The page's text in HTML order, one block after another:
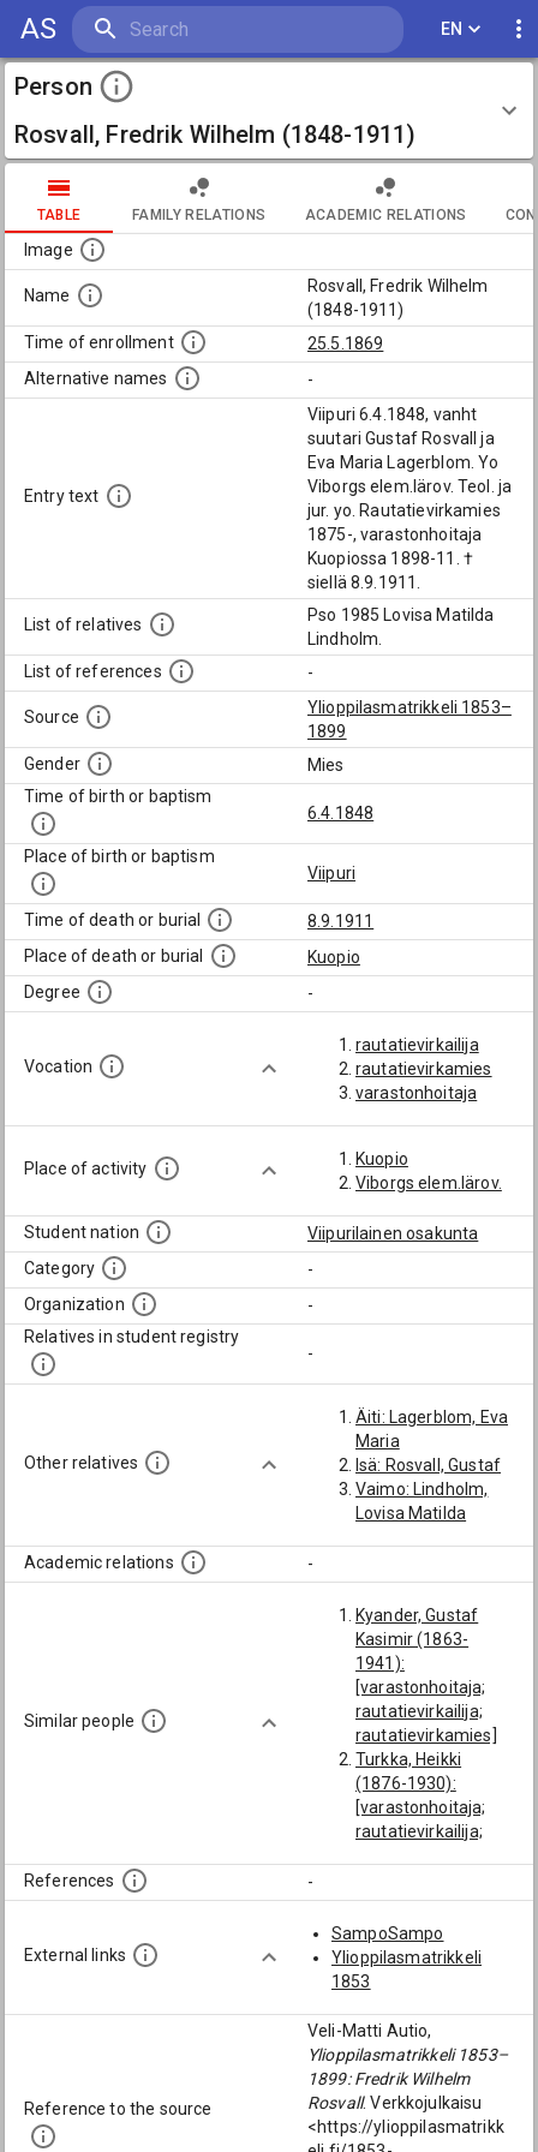
AS EN
Person
Rosvall, Fredrik Wilhelm (1848-1911)
TABLE FAMILY RELATIONS ACADEMIC RELATIONS
Image
Name
Rosvall, Fredrik Wilhelm
(1848-1911)
Time of enrollment
25.5.1869
Alternative names
-
Entry text
Viipuri 6.4.1848, vanht
suutari Gustaf Rosvall ja
Eva Maria Lagerblom. Yo
Viborgs elem.lärov. Teol. ja
jur. yo. Rautatievirkamies
1875-, varastonhoitaja
Kuopiossa 1898-11. †
siellä 8.9.1911.
List of relatives
Pso 1985 Lovisa Matilda
Lindholm.
List of references
-
Source
Ylioppilasmatrikkeli 1853–
1899
Gender
Mies
Time of birth or baptism
6.4.1848
Place of birth or baptism
Viipuri
Time of death or burial
8.9.1911
Place of death or burial
Kuopio
Degree
-
Vocation
rautatievirkailija
rautatievirkamies
varastonhoitaja
Place of activity
Kuopio
Viborgs elem.lärov.
Student nation
Viipurilainen osakunta
Category
-
Organization
-
Relatives in student registry
-
Other relatives
Äiti: Lagerblom, Eva
Maria
Isä: Rosvall, Gustaf
Vaimo: Lindholm,
Lovisa Matilda
Academic relations -
Similar people
Kyander, Gustaf
Kasimir (1863-
1941):
[varastonhoitaja;
rautatievirkailija;
rautatievirkamies]
Turkka, Heikki
(1876-1930):
[varastonhoitaja;
rautatievirkailija;
Alexander (1875-
1941):
[varastonhoitaja]
Korjula, Otto (1879-
[rautatievirkailija;
rautatievirkamies]
Adler, Albert Einar
(1870-1943):
[rautatievirkailija;
rautatievirkamies]
References -
External links
SampoSampo
Ylioppilasmatrikkeli
1853
Reference to the source
Veli-Matti Autio,
Ylioppilasmatrikkeli 1853–
1899: Fredrik Wilhelm
Rosvall. Verkkojulkaisu
<https://ylioppilasmatrikk